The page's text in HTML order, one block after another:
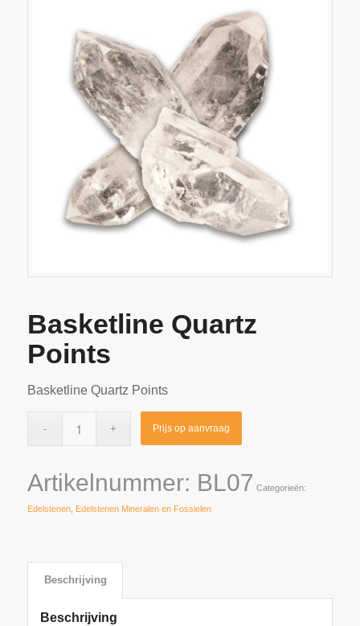
Basketline Quartz
Points
Basketline Quartz Points
Prijs op aanvraag
Artikelnummer: BL07 Categorieën:
Edelstenen, Edelstenen Mineralen en Fossielen
Beschrijving
Beschrijving